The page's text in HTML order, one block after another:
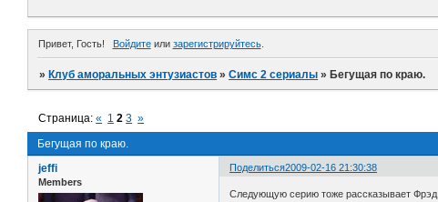
Привет, Гость! Войдитеили зарегистрируйтесь.
»Клуб аморальных энтузиастов »Симс 2 сериалы »Бегущая по краю.
Бегущая по краю.
Страница:« 1 2 3 »
Поделиться2009-02-16 21:30:38
jeffi
Members
Следующую серию тоже рассказывает Фрэд.